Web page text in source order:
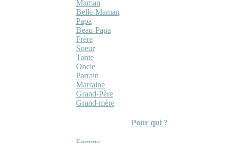
Maman
Belle-Maman
Papa
Beau-Papa
Frère
Soeur
Tante
Oncle
Parrain
Marraine
Grand-Père
Grand-mère
Pour qui ?